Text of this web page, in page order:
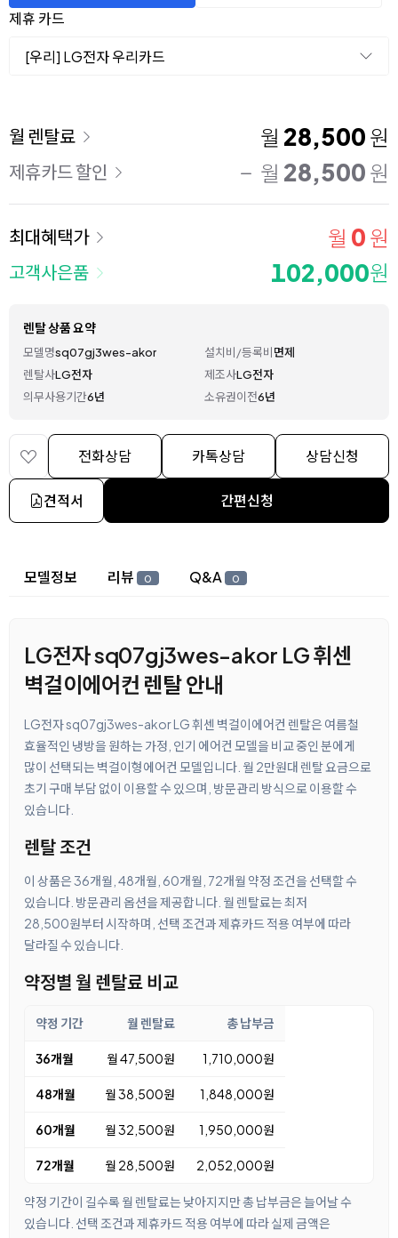
제휴 카드
[우리] LG전자 우리카드
이용 요금
월 렌탈료 월 28,500 원
제휴카드 할인 월 28,500 원
최대혜택가 월 0 원
고객사은품 102,000원
렌탈 상품 요약
모델명sq07gj3wes-akor 설치비/등록비면제
렌탈사LG전자 제조사LG전자
의무사용기간6년 소유권이전6년
전화상담 카톡상담 상담신청
견적서 간편신청
상세 정보
모델정보 리뷰 0 Q&A 0
LG전자 sq07gj3wes-akor LG 휘센
벽걸이에어컨 렌탈 안내
LG전자 sq07gj3wes-akor LG 휘센 벽걸이에어컨 렌탈은 여름철
효율적인 냉방을 원하는 가정, 인기 에어컨 모델을 비교 중인 분에게
많이 선택되는 벽걸이형에어컨 모델입니다. 월 2만원대 렌탈 요금으로
초기 구매 부담 없이 이용할 수 있으며, 방문관리 방식으로 이용할 수
있습니다.
렌탈 조건
이 상품은 36개월, 48개월, 60개월, 72개월 약정 조건을 선택할 수
있습니다. 방문관리 옵션을 제공합니다. 월 렌탈료는 최저
28,500원부터 시작하며, 선택 조건과 제휴카드 적용 여부에 따라
달라질 수 있습니다.
약정별 월 렌탈료 비교
약정 기간 월 렌탈료 총 납부금
36개월 월 47,500원 1,710,000원
48개월 월 38,500원 1,848,000원
60개월 월 32,500원 1,950,000원
72개월 월 28,500원 2,052,000원
약정 기간이 길수록 월 렌탈료는 낮아지지만 총 납부금은 늘어날 수
있습니다. 선택 조건과 제휴카드 적용 여부에 따라 실제 금액은